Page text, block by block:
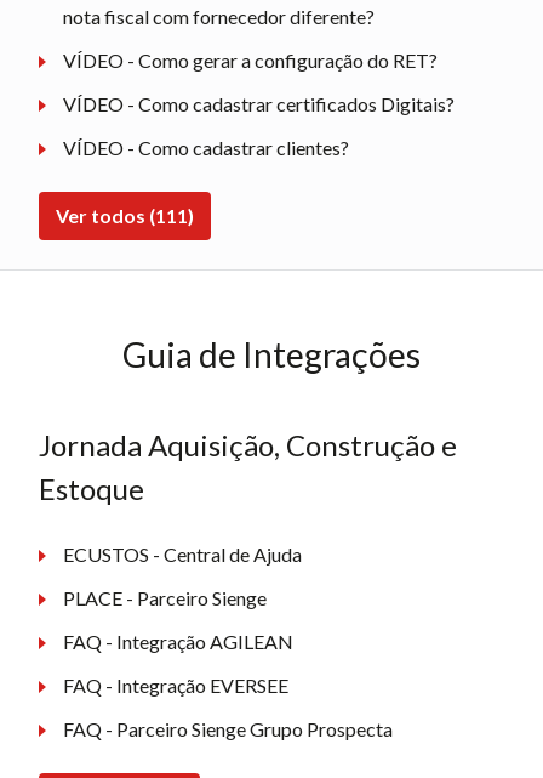
nota fiscal com fornecedor diferente?
VÍDEO - Como gerar a configuração do RET?
VÍDEO - Como cadastrar certificados Digitais?
VÍDEO - Como cadastrar clientes?
Ver todos (111)
Guia de Integrações
Jornada Aquisição, Construção e
Estoque
ECUSTOS - Central de Ajuda
PLACE - Parceiro Sienge
FAQ - Integração AGILEAN
FAQ - Integração EVERSEE
FAQ - Parceiro Sienge Grupo Prospecta